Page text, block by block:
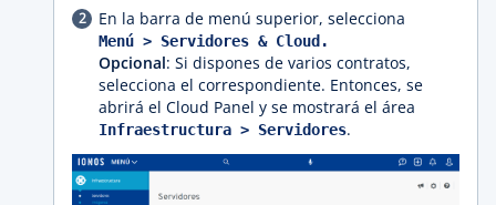
En la barra de menú superior, selecciona
Menú > Servidores & Cloud.
Opcional: Si dispones de varios contratos,
selecciona el correspondiente. Entonces, se
abrirá el Cloud Panel y se mostrará el área
Infraestructura > Servidores.